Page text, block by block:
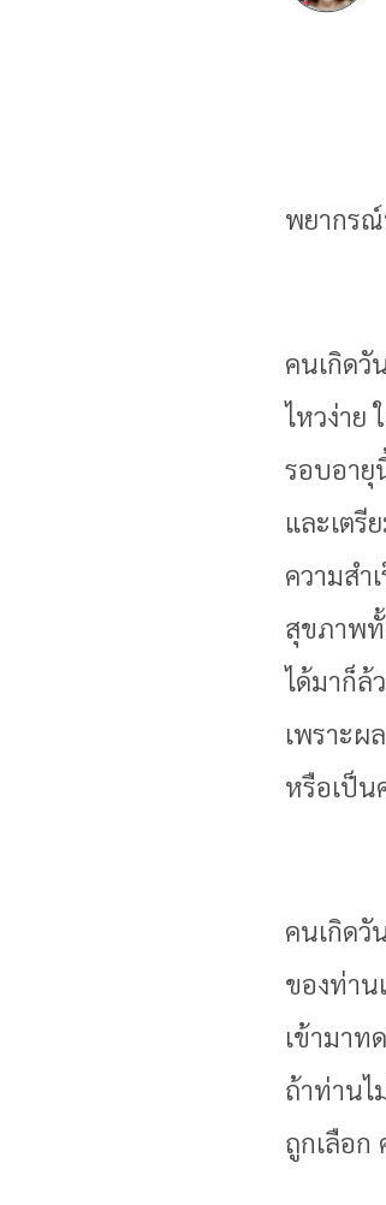
พยากร
คนเกิดวั
ไหวง่าย
รอบอายุ
และเตรี
ความสำ
สุขภาพทั้
ได้มาก็ล้
เพราะ
หรือเป็น
คนเกิดวั
ของท่าน
เข้ามาท
ถ้าท่านไ
ถูกเลือก